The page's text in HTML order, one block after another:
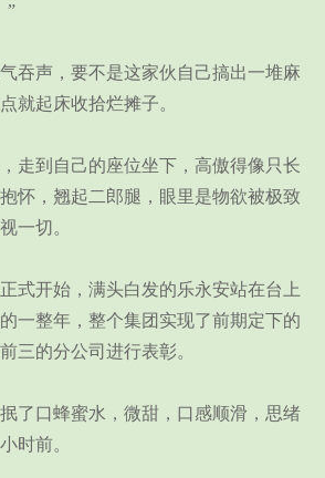
”
声，要不是这家伙自己搞出一堆麻
就起床收拾烂摊子。
到自己的座位坐下，高傲得像只长
怀，翘起二郎腿，眼里是物欲被极致
一切。
开始，满头白发的乐永安站在台上
一整年，整个集团实现了前期定下的
三的分公司进行表彰。
口蜂蜜水，微甜，口感顺滑，思绪
时前。